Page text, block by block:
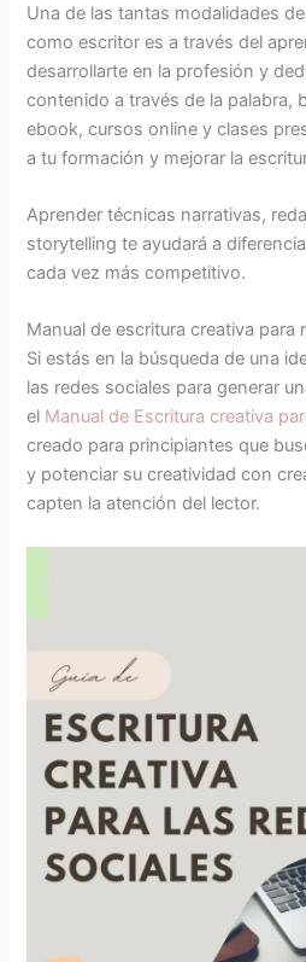
Una de las tantas modalidades
como escritor es a través del
desarrollarte en la profesión y
contenido a través de la palabra,
ebook, cursos online y clases
a tu formación y mejorar la
Aprender técnicas narrativas,
storytelling te ayudará a
cada vez más competitivo.
Manual de escritura creativa para
Si estás en la búsqueda de una
las redes sociales para generar
el Manual de Escritura creativa
creado para principiantes que
y potenciar su creatividad con
capten la atención del lector.